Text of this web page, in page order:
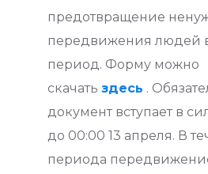
предотвращение
передвижения людей в
период. Форму можно
скачать здесь .
документ вступает в
до 00:00 13 апреля. В
периода